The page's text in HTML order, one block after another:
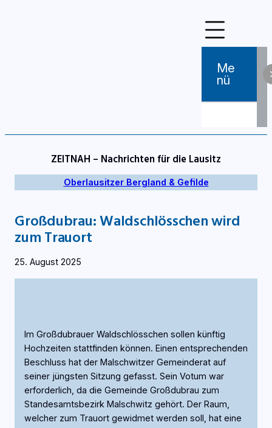
Me
Nü
ZEITNAH – Nachrichten für die Lausitz
Oberlausitzer Bergland & Gefilde
Großdubrau: Waldschlösschen wird
zum Trauort
25. August 2025
Im Großdubrauer Waldschlösschen sollen künftig
Hochzeiten stattfinden können. Einen entsprechenden
Beschluss hat der Malschwitzer Gemeinderat auf
seiner jüngsten Sitzung gefasst. Sein Votum war
erforderlich, da die Gemeinde Großdubrau zum
Standesamtsbezirk Malschwitz gehört. Der Raum,
welcher zum Trauort gewidmet werden soll, hat eine